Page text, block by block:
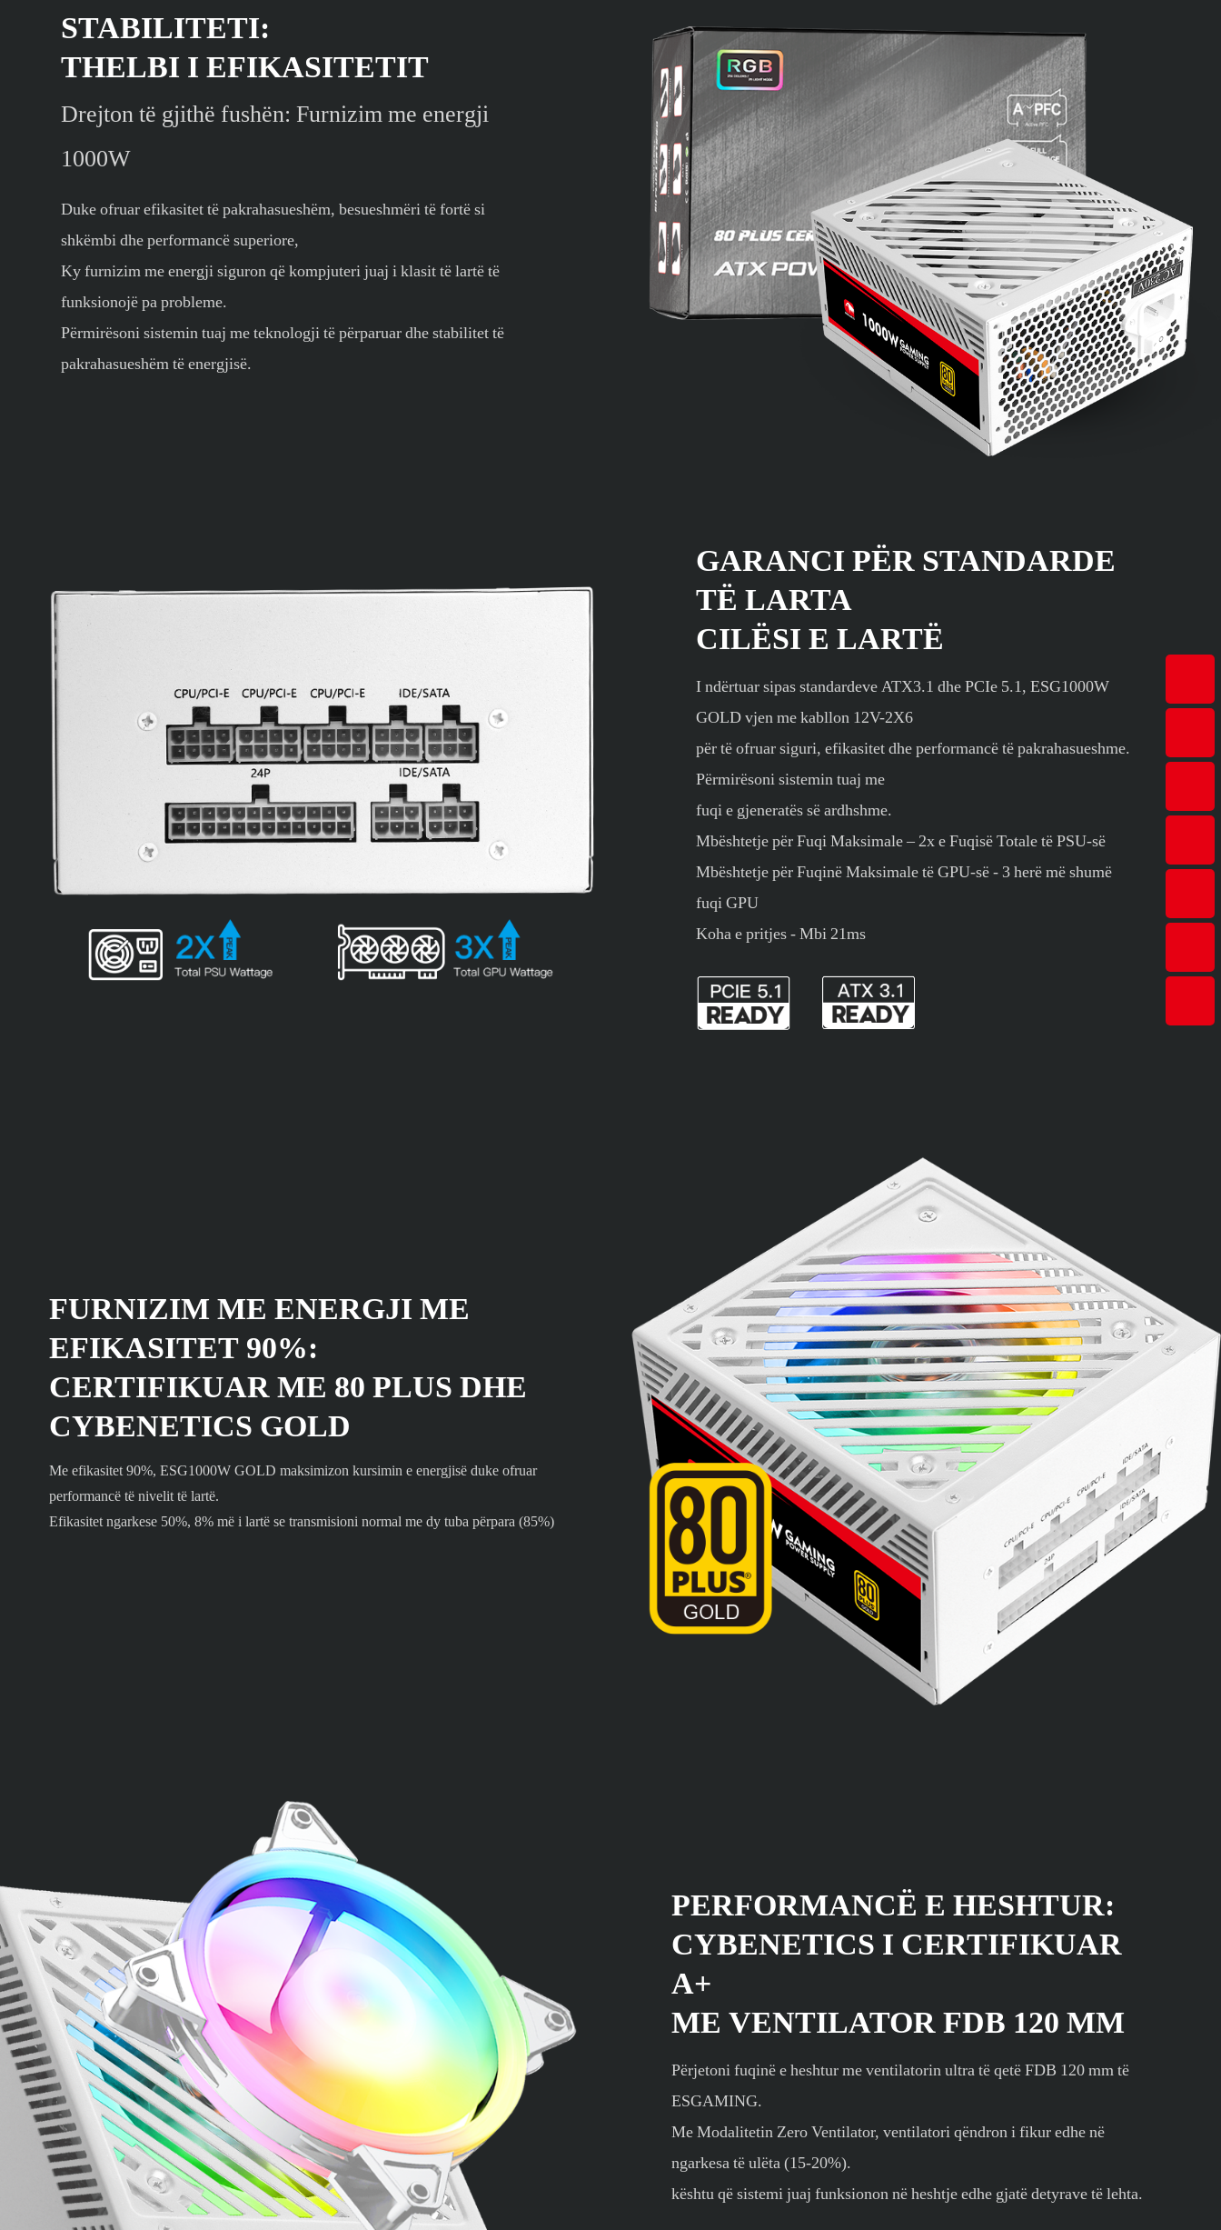
STABILITETI:
THELBI I EFIKASITETIT
Drejton të gjithë fushën: Furnizim me energji
1000W
Duke ofruar efikasitet të pakrahasueshëm, besueshmëri të fortë si
shkëmbi dhe performancë superiore,
Ky furnizim me energji siguron që kompjuteri juaj i klasit të lartë të
funksionojë pa probleme.
Përmirësoni sistemin tuaj me teknologji të përparuar dhe stabilitet të
pakrahasueshëm të energjisë.
GARANCI PËR STANDARDE
TË LARTA
CILËSI E LARTË
I ndërtuar sipas standardeve ATX3.1 dhe PCIe 5.1, ESG1000W
GOLD vjen me kabllon 12V-2X6
për të ofruar siguri, efikasitet dhe performancë të pakrahasueshme.
Përmirësoni sistemin tuaj me
fuqi e gjeneratës së ardhshme.
Mbështetje për Fuqi Maksimale – 2x e Fuqisë Totale të PSU-së
Mbështetje për Fuqinë Maksimale të GPU-së - 3 herë më shumë
fuqi GPU
Koha e pritjes - Mbi 21ms
FURNIZIM ME ENERGJI ME
EFIKASITET 90%:
CERTIFIKUAR ME 80 PLUS DHE
CYBENETICS GOLD
Me efikasitet 90%, ESG1000W GOLD maksimizon kursimin e energjisë duke ofruar
performancë të nivelit të lartë.
Efikasitet ngarkese 50%, 8% më i lartë se transmisioni normal me dy tuba përpara (85%)
PERFORMANCË E HESHTUR:
CYBENETICS I CERTIFIKUAR
A+
ME VENTILATOR FDB 120 MM
Përjetoni fuqinë e heshtur me ventilatorin ultra të qetë FDB 120 mm të
ESGAMING.
Me Modalitetin Zero Ventilator, ventilatori qëndron i fikur edhe në
ngarkesa të ulëta (15-20%).
kështu që sistemi juaj funksionon në heshtje edhe gjatë detyrave të lehta.